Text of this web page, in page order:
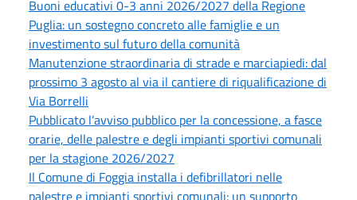
Buoni educativi 0-3 anni 2026/2027 della Regione
Puglia: un sostegno concreto alle famiglie e un
investimento sul futuro della comunità
Manutenzione straordinaria di strade e marciapiedi: dal
prossimo 3 agosto al via il cantiere di riqualificazione di
Via Borrelli
Pubblicato l’avviso pubblico per la concessione, a fasce
orarie, delle palestre e degli impianti sportivi comunali
per la stagione 2026/2027
Il Comune di Foggia installa i defibrillatori nelle
palestre e impianti sportivi comunali: un supporto